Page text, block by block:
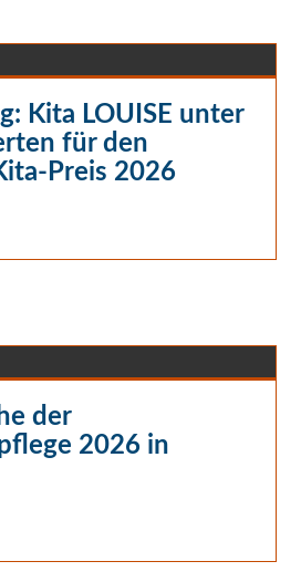
Kita LOUISE unter
für den
Preis 2026
der
2026 in